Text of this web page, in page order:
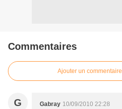
Commentaires
Ajouter un commentaire
G Gabray 10/09/2010 22:28